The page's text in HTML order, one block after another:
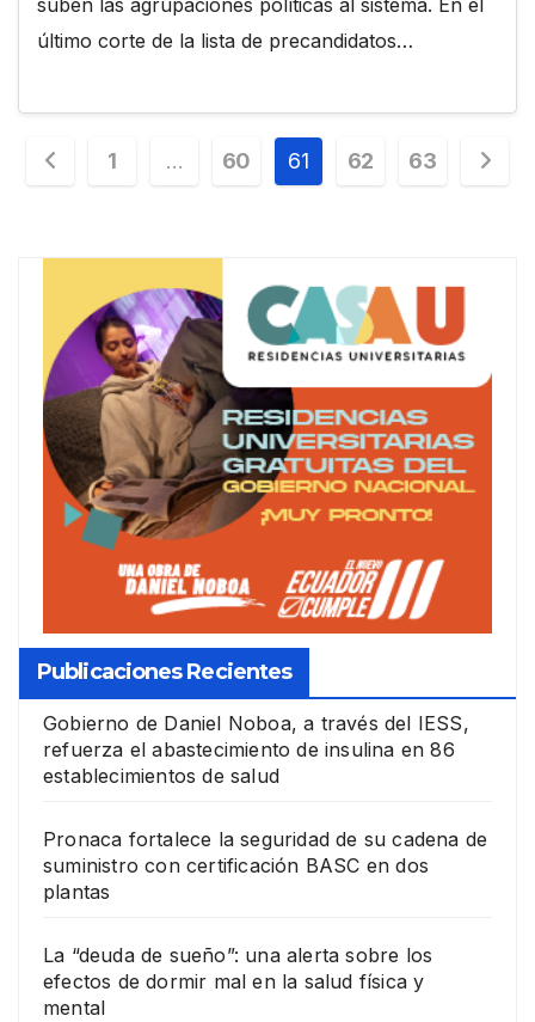
último corte de la lista de precandidatos…
Paginación
entradas
1 … 60 61 62 63
Publicaciones Recientes
Gobierno de Daniel Noboa, a través del IESS,
refuerza el abastecimiento de insulina en 86
establecimientos de salud
Pronaca fortalece la seguridad de su cadena de
suministro con certificación BASC en dos
plantas
La “deuda de sueño”: una alerta sobre los
efectos de dormir mal en la salud física y
mental